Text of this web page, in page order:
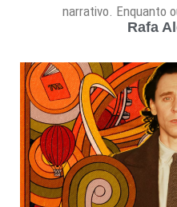
narrativo. Enquanto
Rafa